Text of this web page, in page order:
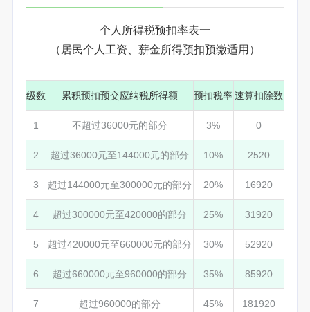
个人所得税预扣率表一
（居民个人工资、薪金所得预扣预缴适用）
级数 累积预扣预交应纳税所得额 预扣税率速算扣除数
1 不超过36000元的部分 3% 0
2 超过36000元至144000元的部分 10% 2520
3 超过144000元至300000元的部分 20% 16920
4 超过300000元至420000的部分 25% 31920
5 超过420000元至660000元的部分 30% 52920
6 超过660000元至960000的部分 35% 85920
7 超过960000的部分 45% 181920